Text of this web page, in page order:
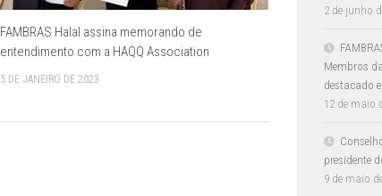
FAMBRAS Halal assina memorando de
entendimento com a HAQQ Association
5 DE JANEIRO DE 2023
2 de junho
Membros
destacado
12 de maio
presidente
9 de maio